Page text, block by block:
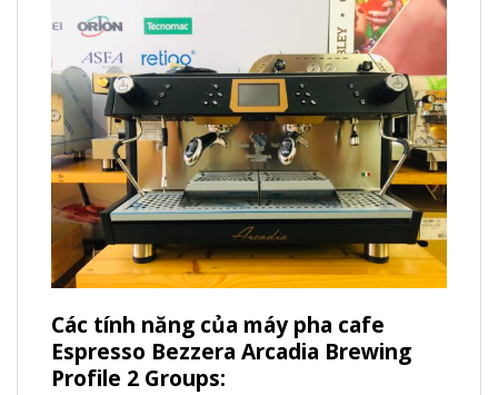
Các tính năng của máy pha cafe
Espresso Bezzera Arcadia Brewing
Profile 2 Groups: